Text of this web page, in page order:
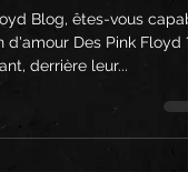
et miroir
Blog, êtes-vous
derrière leur...